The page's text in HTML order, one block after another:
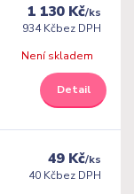
1 130 Kč/ks
934 Kčbez DPH
Není skladem
Detail
49 Kč/ks
40 Kčbez DPH